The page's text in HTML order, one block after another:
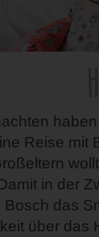
Reise mit
in der
Bosch das
über das